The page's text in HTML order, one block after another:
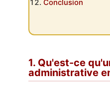
Conclusion
1. Qu'est-ce
administrative